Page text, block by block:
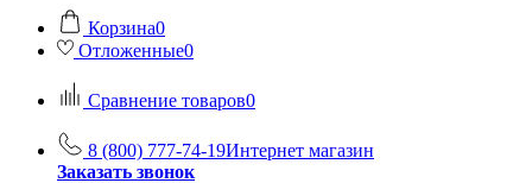
Корзина0
Отложенные0
Сравнение товаров0
8 (800) 777-74-19Интернет магазин
Заказать звонок